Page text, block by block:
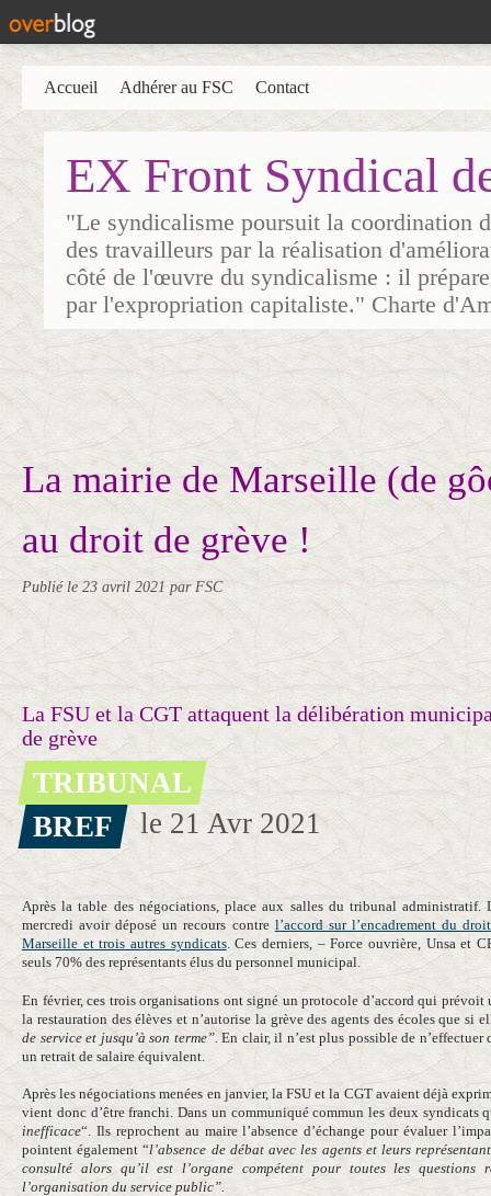
EX Front Syndical
"Le syndicalisme poursuit la coordination
des travailleurs par la réalisation
côté de l'œuvre du syndicalisme : il
par l'expropriation capitaliste." Charte
Accueil Adhérer au FSC Contact
La mairie de Marseille (de
au droit de grève !
Publié le 23 avril 2021 par FSC
La FSU et la CGT attaquent la délibération
de grève
TRIBUNAL
BREF
le 21 Avr 2021
Après la table des négociations, place aux salles du tribunal administratif.
mercredi avoir déposé un recours contre l’accord sur l’encadrement du
Marseille et trois autres syndicats. Ces derniers, – Force ouvrière, Unsa et
seuls 70% des représentants élus du personnel municipal.
En février, ces trois organisations ont signé un protocole d’accord qui
la restauration des élèves et n’autorise la grève des agents des écoles que si
de service et jusqu’à son terme”. En clair, il n’est plus possible de n’effectuer
un retrait de salaire équivalent.
Après les négociations menées en janvier, la FSU et la CGT avaient déjà
vient donc d’être franchi. Dans un communiqué commun les deux syndicats
inefficace“. Ils reprochent au maire l’absence d’échange pour évaluer
pointent également “l’absence de débat avec les agents et leurs
consulté alors qu’il est l’organe compétent pour toutes les questions
l’organisation du service public”.